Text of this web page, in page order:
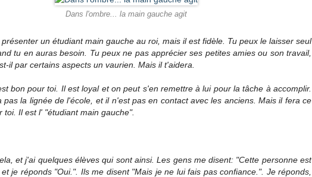
Dans l'ombre... la main gauche agit
un étudiant main gauche au roi, mais il est fidèle. Tu peux le laisser seul
tu en auras besoin. Tu peux ne pas apprécier ses petites amies ou son travail,
il par certains aspects un vaurien. Mais il t'aidera.
bon pour toi. Il est loyal et on peut s'en remettre à lui pour la tâche à accomplir.
pas la lignée de l'école, et il n'est pas en contact avec les anciens. Mais il fera ce
toi. Il est l' "étudiant main gauche".
et j'ai quelques élèves qui sont ainsi. Les gens me disent: "Cette personne est
je réponds "Oui.". Ils me disent "Mais je ne lui fais pas confiance.". Je réponds,